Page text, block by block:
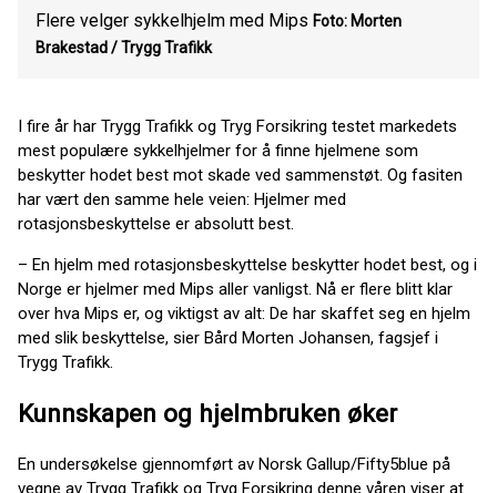
Flere velger sykkelhjelm med Mips Foto: Morten
Brakestad / Trygg Trafikk
I fire år har Trygg Trafikk og Tryg Forsikring testet markedets
mest populære sykkelhjelmer for å finne hjelmene som
beskytter hodet best mot skade ved sammenstøt. Og fasiten
har vært den samme hele veien: Hjelmer med
rotasjonsbeskyttelse er absolutt best.
– En hjelm med rotasjonsbeskyttelse beskytter hodet best, og i
Norge er hjelmer med Mips aller vanligst. Nå er flere blitt klar
over hva Mips er, og viktigst av alt: De har skaffet seg en hjelm
med slik beskyttelse, sier Bård Morten Johansen, fagsjef i
Trygg Trafikk.
Kunnskapen og hjelmbruken øker
En undersøkelse gjennomført av Norsk Gallup/Fifty5blue på
vegne av Trygg Trafikk og Tryg Forsikring denne våren viser at